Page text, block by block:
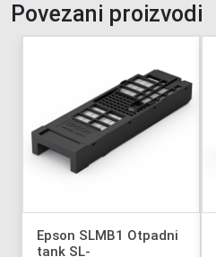
Povezani proizvodi
Epson SLMB1 Otpadni
tank SL-